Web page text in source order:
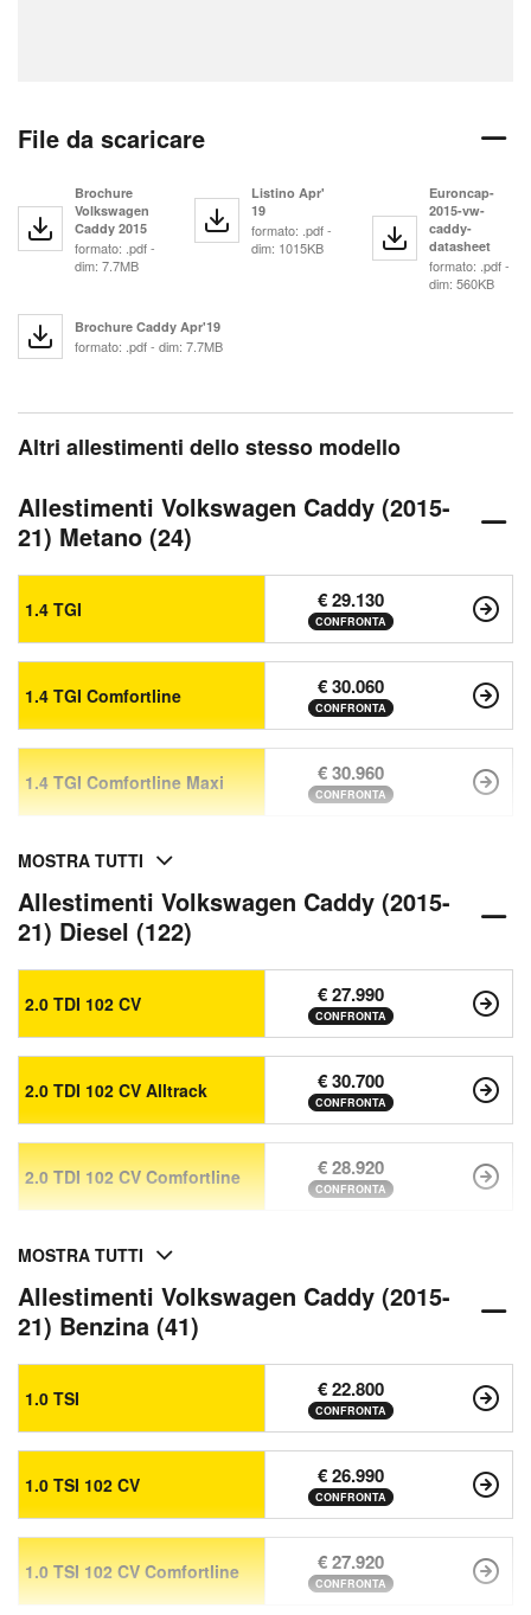
File da scaricare
Brochure
Volkswagen
Caddy 2015
formato: .pdf -
dim: 7.7MB
Listino Apr'
19
formato: .pdf -
dim: 1015KB
Euroncap-
2015-vw-
caddy-
datasheet
formato: .pdf -
dim: 560KB
Brochure Caddy Apr'19
formato: .pdf - dim: 7.7MB
Altri allestimenti dello stesso modello
Allestimenti Volkswagen Caddy (2015-
21) Metano (24)
1.4 TGI € 29.130
CONFRONTA
1.4 TGI Comfortline € 30.060
CONFRONTA
1.4 TGI Comfortline Maxi € 30.960
CONFRONTA
MOSTRA TUTTI
Allestimenti Volkswagen Caddy (2015-
21) Diesel (122)
2.0 TDI 102 CV € 27.990
CONFRONTA
2.0 TDI 102 CV Alltrack € 30.700
CONFRONTA
2.0 TDI 102 CV Comfortline € 28.920
CONFRONTA
MOSTRA TUTTI
Allestimenti Volkswagen Caddy (2015-
21) Benzina (41)
1.0 TSI € 22.800
CONFRONTA
1.0 TSI 102 CV € 26.990
CONFRONTA
1.0 TSI 102 CV Comfortline € 27.920
CONFRONTA